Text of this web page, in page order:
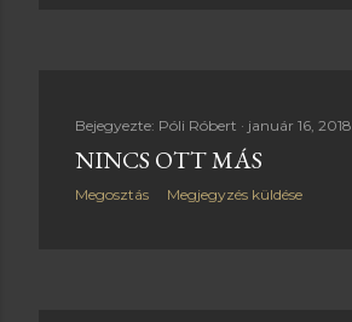
Bejegyezte: Póli Róbert január 16, 2018
NINCS OTT MÁS
Megosztás Megjegyzés küldése